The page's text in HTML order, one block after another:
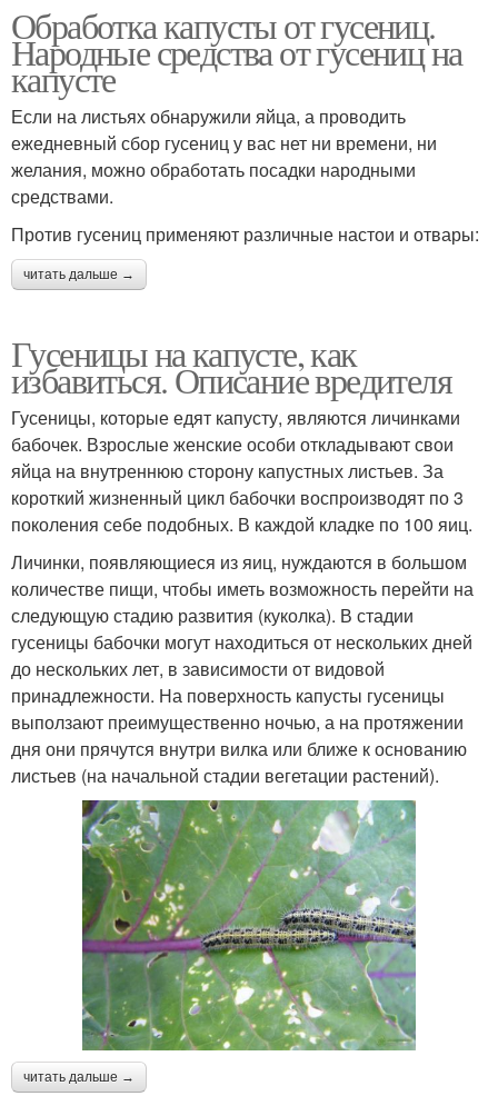
Обработка капусты от гусениц.
Народные средства от гусениц на
капусте
Если на листьях обнаружили яйца, а проводить
ежедневный сбор гусениц у вас нет ни времени, ни
желания, можно обработать посадки народными
средствами.
Против гусениц применяют различные настои и отвары:
читать дальше →
Гусеницы на капусте, как
избавиться. Описание вредителя
Гусеницы, которые едят капусту, являются личинками
бабочек. Взрослые женские особи откладывают свои
яйца на внутреннюю сторону капустных листьев. За
короткий жизненный цикл бабочки воспроизводят по 3
поколения себе подобных. В каждой кладке по 100 яиц.
Личинки, появляющиеся из яиц, нуждаются в большом
количестве пищи, чтобы иметь возможность перейти на
следующую стадию развития (куколка). В стадии
гусеницы бабочки могут находиться от нескольких дней
до нескольких лет, в зависимости от видовой
принадлежности. На поверхность капусты гусеницы
выползают преимущественно ночью, а на протяжении
дня они прячутся внутри вилка или ближе к основанию
листьев (на начальной стадии вегетации растений).
читать дальше →